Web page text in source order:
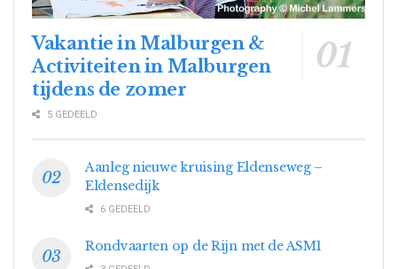
Vakantie in Malburgen &
Activiteiten in Malburgen
tijdens de zomer
5 GEDEELD
Aanleg nieuwe kruising Eldenseweg –
Eldensedijk
6 GEDEELD
Rondvaarten op de Rijn met de ASM1